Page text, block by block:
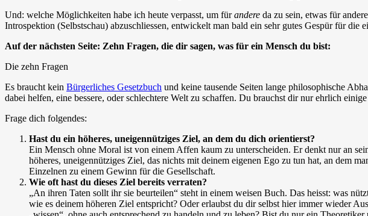
Und: welche Möglichkeiten habe ich heute verpasst, um fürandere da zu sein, etwas für
Introspektion (Selbstschau) abzuschliessen, entwickelt man bald ein sehr gutes Gespür für die
Auf der nächsten Seite: Zehn Fragen, die dir sagen, was für ein Mensch du bist:
Die zehn Fragen
Es braucht kein Bürgerliches Gesetzbuch und keine tausende Seiten lange philosophische
dabei helfen, eine bessere, oder schlechtere Welt zu schaffen. Du brauchst dir nur ehrlich
Frage dich folgendes:
Hast du ein höheres, uneigennütziges Ziel, an dem du dich orientierst?
Ein Mensch ohne Moral ist von einem Affen kaum zu unterscheiden. Er denkt nur an
höheres, uneigennütziges Ziel, das nichts mit deinem eigenen Ego zu tun hat, an dem
Einzelnen zu einem Gewinn für die Gesellschaft.
Wie oft hast du dieses Ziel bereits verraten?
„An ihren Taten sollt ihr sie beurteilen“ steht in einem weisen Buch. Das heisst: was
wie es deinem höheren Ziel entspricht? Oder erlaubst du dir selbst hier immer wieder